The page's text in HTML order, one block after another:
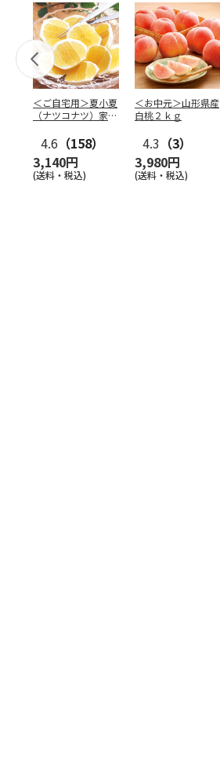
＜ご自宅用＞夏小夏
（ナツコナツ）家庭
4.6 （158）
3,140円
(送料・税込)
＜お中元＞山形県産
白桃２ｋｇ
4.3 （3）
3,980円
(送料・税込)